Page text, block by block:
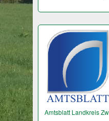
Amtsblatt Landkreis